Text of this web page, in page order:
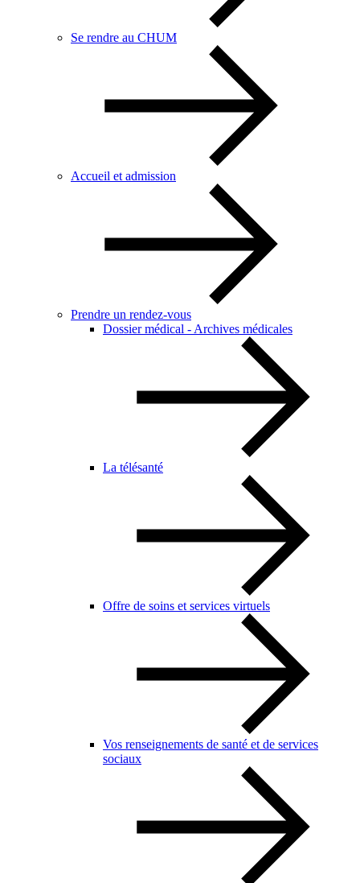
Se rendre au CHUM
Accueil et admission
Prendre un rendez-vous
Dossier médical - Archives médicales
La télésanté
Offre de soins et services virtuels
Vos renseignements de santé et de services
sociaux